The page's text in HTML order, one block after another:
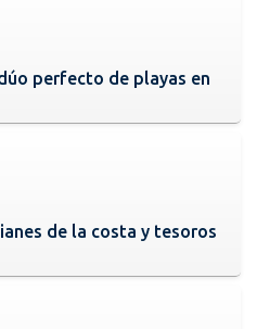
perfecto de playas en
de la costa y tesoros